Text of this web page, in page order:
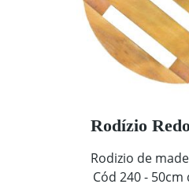
Rodízio
Rodizio de
Cód 240 -